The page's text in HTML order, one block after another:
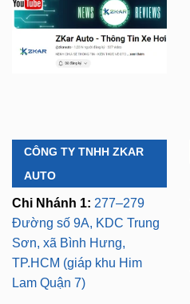
CÔNG TY TNHH ZKAR
AUTO
Chi Nhánh 1: 277–279
Đường số 9A, KDC Trung
Sơn, xã Bình Hưng,
TP.HCM (giáp khu Him
Lam Quận 7)